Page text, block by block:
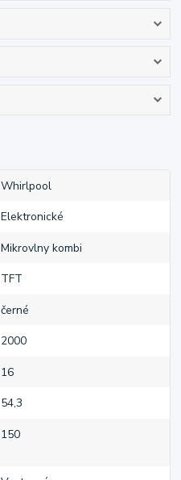
Whirlpool
Elektronické
Mikrovlny kombi
TFT
černé
2000
16
54,3
150